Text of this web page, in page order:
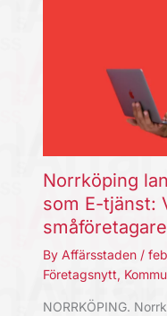
Norrköping
som E-tjänst:
småföretagare
By Affärsstaden /
Företagsnytt,
NORRKÖPING.